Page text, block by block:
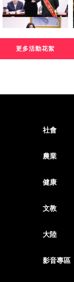
更多活動花絮
社會
農業
健康
文教
大陸
影音專區